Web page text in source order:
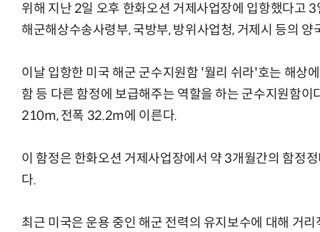
위해 지난 2일 오후 한화오션 거제사업장에 입항했다고
해군해상수송사령부, 국방부, 방위사업청, 거제시 등의
이날 입항한 미국 해군 군수지원함 '월리 쉬라'호는 해상
함 등 다른 함정에 보급해주는 역할을 하는 군수지원함
210m, 전폭 32.2m에 이른다.
이 함정은 한화오션 거제사업장에서 약 3개월간의 함정
다.
최근 미국은 운용 중인 해군 전력의 유지보수에 대해 거